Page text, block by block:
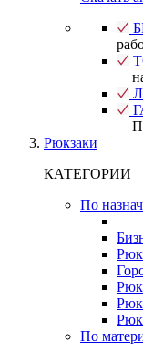
Рюкзаки
КАТЕГОРИИ
По
По